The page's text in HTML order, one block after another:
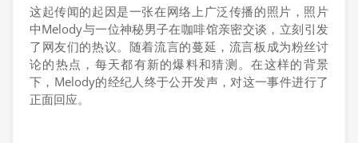
这起传闻的起因是一张在网络上广泛传播的照片，照片
中Melody与一位神秘男子在咖啡馆亲密交谈，立刻引发
了网友们的热议。随着流言的蔓延，流言板成为粉丝讨
论的热点，每天都有新的爆料和猜测。在这样的背景
下，Melody的经纪人终于公开发声，对这一事件进行了
正面回应。